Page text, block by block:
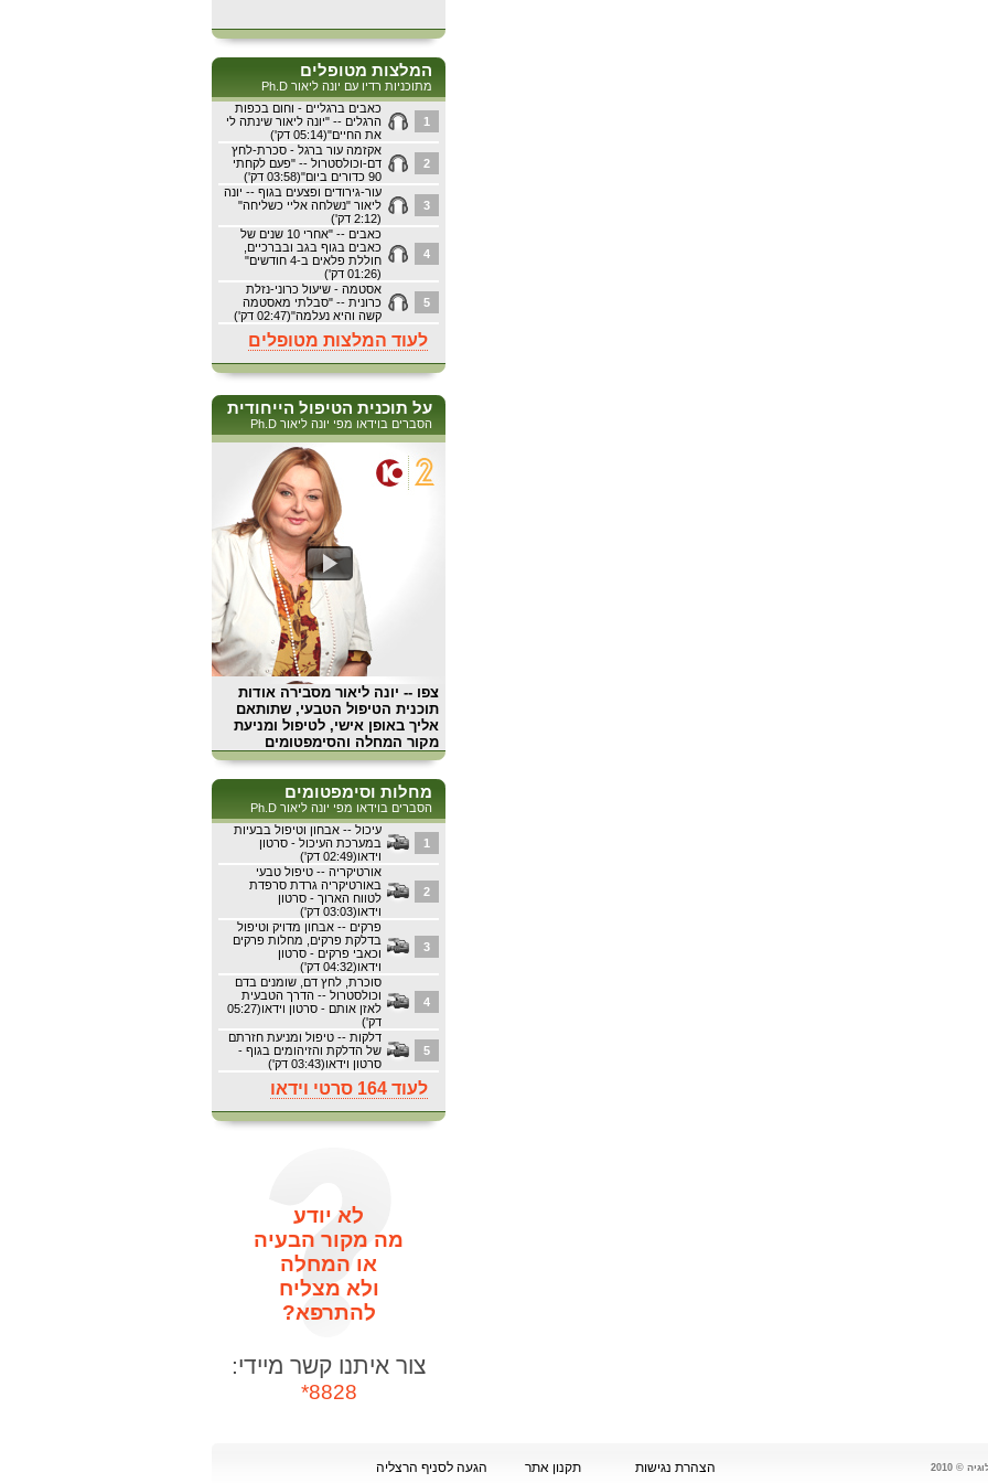
המלצות מטופלים
מתוכניות רדיו עם יונה ליאור Ph.D
כאבים ברגליים - וחום בכפות
הרגלים -- "יונה ליאור שינתה לי
את החיים"(05:14 דק')
1
אקזמה עור ברגל - סכרת-לחץ
דם-וכולסטרול -- "פעם לקחתי
90 כדורים ביום"(03:58 דק')
2
עור-גירודים ופצעים בגוף -- יונה
ליאור "נשלחה אליי כשליחה"
(2:12 דק')
3
כאבים -- "אחרי 10 שנים של
כאבים בגוף בגב ובברכיים,
חוללת פלאים ב-4 חודשים"
(01:26 דק')
4
אסטמה - שיעול כרוני-נזלת
כרונית -- "סבלתי מאסטמה
קשה והיא נעלמה"(02:47 דק')
5
לעוד המלצות מטופלים
על תוכנית הטיפול הייחודית
הסברים בוידאו מפי יונה ליאור Ph.D
צפו -- יונה ליאור מסבירה אודות
תוכנית הטיפול הטבעי, שתותאם
אליך באופן אישי, לטיפול ומניעת
מקור המחלה והסימפטומים
מחלות וסימפטומים
הסברים בוידאו מפי יונה ליאור Ph.D
עיכול -- אבחון וטיפול בבעיות
במערכת העיכול - סרטון
וידאו(02:49 דק')
1
אורטיקריה -- טיפול טבעי
באורטיקריה גרדת סרפדת
לטווח הארוך - סרטון
וידאו(03:03 דק')
2
פרקים -- אבחון מדויק וטיפול
בדלקת פרקים, מחלות פרקים
וכאבי פרקים - סרטון
וידאו(04:32 דק')
3
סוכרת, לחץ דם, שומנים בדם
וכולסטרול -- הדרך הטבעית
לאזן אותם - סרטון וידאו(05:27
דק')
4
דלקות -- טיפול ומניעת חזרתם
של הדלקת והזיהומים בגוף -
סרטון וידאו(03:43 דק')
5
לעוד 164 סרטי וידאו
לא יודע
מה מקור הבעיה
או המחלה
ולא מצליח
להתרפא?
צור איתנו קשר מיידי:
8828*
הגעה לסניף הרצליה תקנון אתר הצהרת נגישות © 2010